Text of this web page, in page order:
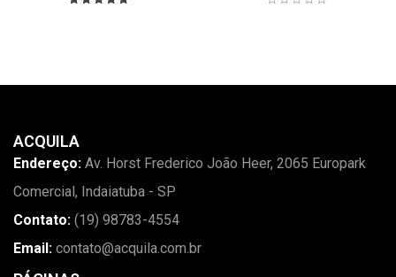
ACQUILA
Endereço: Av. Horst Frederico João Heer, 2065 Europark
Comercial, Indaiatuba - SP
Contato: (19) 98783-4554
Email: contato@acquila.com.br